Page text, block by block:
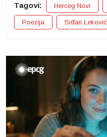
Tagovi: Herceg Novi
Poezija Srđan Leković